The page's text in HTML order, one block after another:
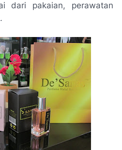
dari pakaian, perawatan